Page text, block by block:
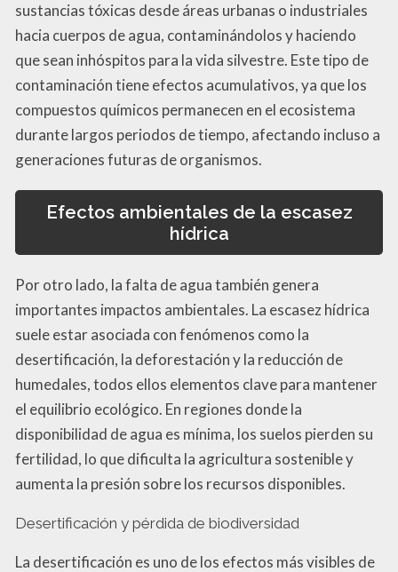
sustancias tóxicas desde áreas urbanas o industriales
hacia cuerpos de agua, contaminándolos y haciendo
que sean inhóspitos para la vida silvestre. Este tipo de
contaminación tiene efectos acumulativos, ya que los
compuestos químicos permanecen en el ecosistema
durante largos periodos de tiempo, afectando incluso a
generaciones futuras de organismos.
Efectos ambientales de la escasez
hídrica
Por otro lado, la falta de agua también genera
importantes impactos ambientales. La escasez hídrica
suele estar asociada con fenómenos como la
desertificación, la deforestación y la reducción de
humedales, todos ellos elementos clave para mantener
el equilibrio ecológico. En regiones donde la
disponibilidad de agua es mínima, los suelos pierden su
fertilidad, lo que dificulta la agricultura sostenible y
aumenta la presión sobre los recursos disponibles.
Desertificación y pérdida de biodiversidad
La desertificación es uno de los efectos más visibles de